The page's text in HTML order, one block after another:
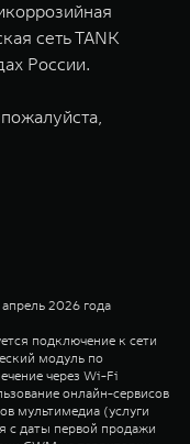
сеть TANK
России.
2026 года
подключение к сети
модуль по
через Wi-Fi
онлайн-сервисов
мультимедиа (услуги
с даты первой продажи